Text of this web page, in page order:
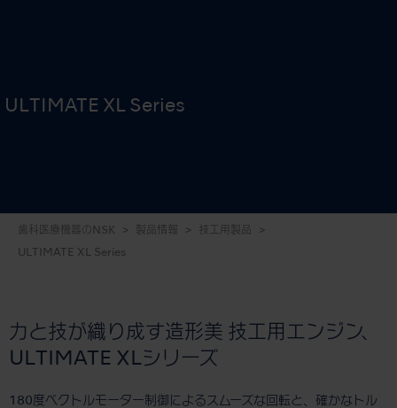
ULTIMATE XL Series
歯科医療機器のNSK 製品情報 技工用製品
ULTIMATE XL Series
力と技が織り成す造形美 技工用エンジン、
ULTIMATE XLシリーズ
180度ベクトルモーター制御によるスムーズな回転と、確かなトル